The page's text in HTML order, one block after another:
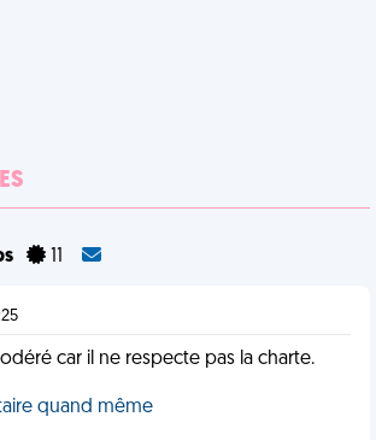
car il ne respecte pas la charte.
quand même